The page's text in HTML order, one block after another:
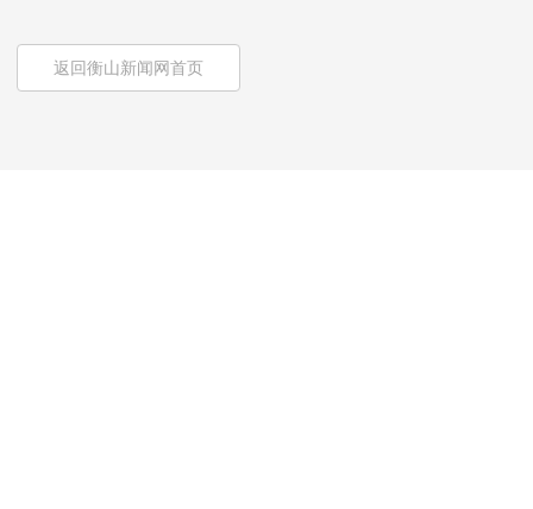
返回衡山新闻网首页